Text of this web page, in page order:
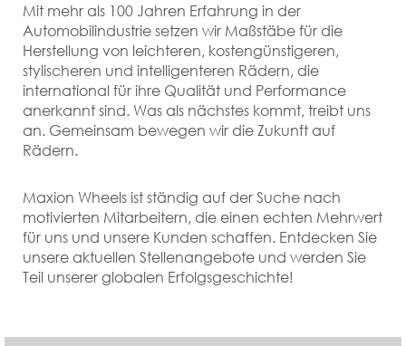
Mit mehr als 100 Jahren Erfahrung in der
Automobilindustrie setzen wir Maßstäbe für die
Herstellung von leichteren, kostengünstigeren,
stylischeren und intelligenteren Rädern, die
international für ihre Qualität und Performance
anerkannt sind. Was als nächstes kommt, treibt uns
an. Gemeinsam bewegen wir die Zukunft auf
Rädern.
Maxion Wheels ist ständig auf der Suche nach
motivierten Mitarbeitern, die einen echten Mehrwert
für uns und unsere Kunden schaffen. Entdecken Sie
unsere aktuellen Stellenangebote und werden Sie
Teil unserer globalen Erfolgsgeschichte!